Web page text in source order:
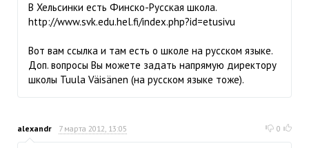
В Хельсинки есть Финско-Русская школа.
http://www.svk.edu.hel.fi/index.php?id=etusivu
Вот вам ссылка и там есть о школе на русском языке.
Доп. вопросы Вы можете задать напрямую директору
школы Tuula Väisänen (на русском языке тоже).
alexandr 7 марта 2012, 13:05 0